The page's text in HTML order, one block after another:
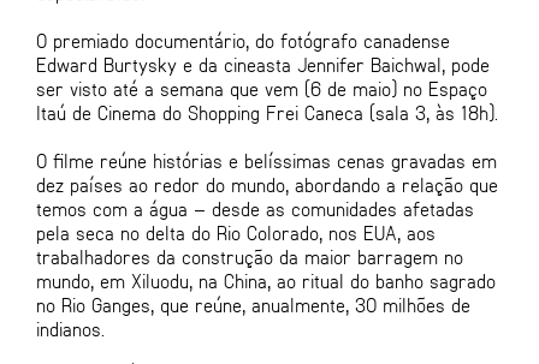
O premiado documentário, do fotógrafo canadense
Edward Burtysky e da cineasta Jennifer Baichwal, pode
ser visto até a semana que vem (6 de maio) no Espaço
Itaú de Cinema do Shopping Frei Caneca (sala 3, às 18h).
O filme reúne histórias e belíssimas cenas gravadas em
dez países ao redor do mundo, abordando a relação que
temos com a água – desde as comunidades afetadas
pela seca no delta do Rio Colorado, nos EUA, aos
trabalhadores da construção da maior barragem no
mundo, em Xiluodu, na China, ao ritual do banho sagrado
no Rio Ganges, que reúne, anualmente, 30 milhões de
indianos.